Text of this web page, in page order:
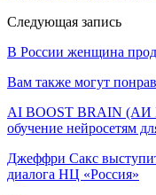
Следующая запись
В России женщина
Вам также могут
AI BOOST BRAIN (АИ
обучение нейросетям
Джеффри Сакс
диалога НЦ «Россия»